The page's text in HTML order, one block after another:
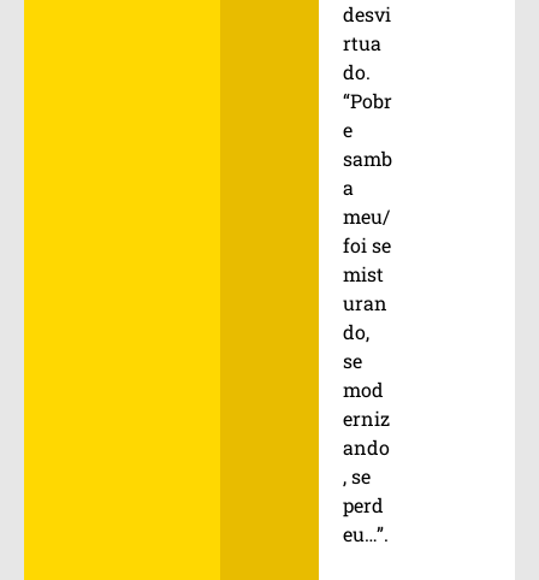
desvi
rtua
do.
“Pobr
e
samb
a
meu/
foi se
mist
uran
do,
se
mod
erniz
ando
, se
perd
eu…”.